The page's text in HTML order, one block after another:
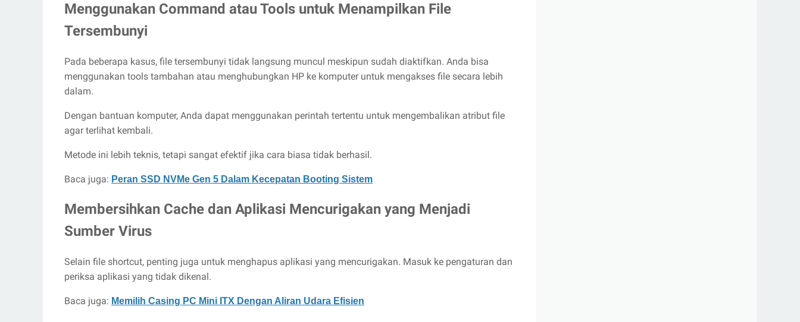
Menggunakan Command atau Tools untuk Menampilkan File
Tersembunyi
Pada beberapa kasus, file tersembunyi tidak langsung muncul meskipun sudah diaktifkan. Anda bisa
menggunakan tools tambahan atau menghubungkan HP ke komputer untuk mengakses file secara lebih
dalam.
Dengan bantuan komputer, Anda dapat menggunakan perintah tertentu untuk mengembalikan atribut file
agar terlihat kembali.
Metode ini lebih teknis, tetapi sangat efektif jika cara biasa tidak berhasil.
Baca juga: Peran SSD NVMe Gen 5 Dalam Kecepatan Booting Sistem
Membersihkan Cache dan Aplikasi Mencurigakan yang Menjadi
Sumber Virus
Selain file shortcut, penting juga untuk menghapus aplikasi yang mencurigakan. Masuk ke pengaturan dan
periksa aplikasi yang tidak dikenal.
Baca juga: Memilih Casing PC Mini ITX Dengan Aliran Udara Efisien